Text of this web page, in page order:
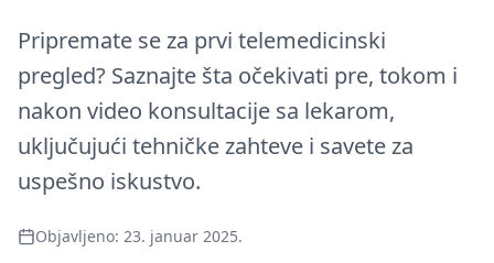
Pripremate se za prvi telemedicinski
pregled? Saznajte šta očekivati pre, tokom i
nakon video konsultacije sa lekarom,
uključujući tehničke zahteve i savete za
uspešno iskustvo.
Objavljeno: 23. januar 2025.